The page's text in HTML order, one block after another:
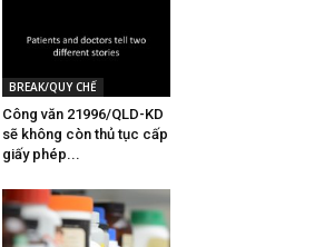
BREAK/QUY CHẾ
Công văn 21996/QLD-KD
sẽ không còn thủ tục cấp
giấy phép...